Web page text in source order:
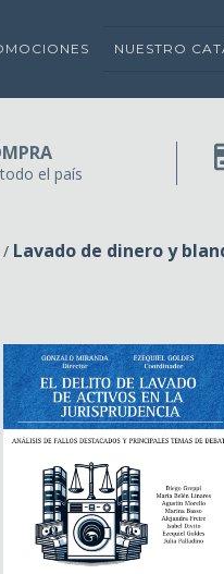
NUESTRO
el país
/ Lavado de dinero y